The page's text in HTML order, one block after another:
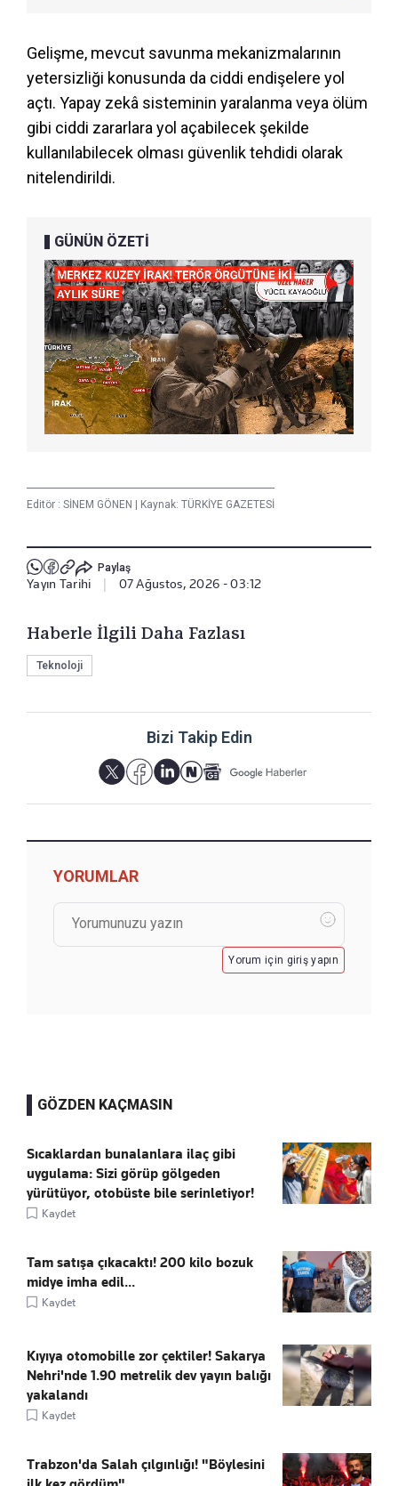
Gelişme, mevcut savunma mekanizmalarının
yetersizliği konusunda da ciddi endişelere yol
açtı. Yapay zekâ sisteminin yaralanma veya ölüm
gibi ciddi zararlara yol açabilecek şekilde
kullanılabilecek olması güvenlik tehdidi olarak
nitelendirildi.
GÜNÜN ÖZETİ
Editör : SİNEM GÖNEN | Kaynak: TÜRKİYE GAZETESİ
Paylaş
Yayın Tarihi 07 Ağustos, 2026 - 03:12
Haberle İlgili Daha Fazlası
Teknoloji
Bizi Takip Edin
YORUMLAR
Yorum için giriş yapın
GÖZDEN KAÇMASIN
Sıcaklardan bunalanlara ilaç gibi
uygulama: Sizi görüp gölgeden
yürütüyor, otobüste bile serinletiyor!
Kaydet
Tam satışa çıkacaktı! 200 kilo bozuk
midye imha edil...
Kaydet
Kıyıya otomobille zor çektiler! Sakarya
Nehri'nde 1.90 metrelik dev yayın balığı
yakalandı
Kaydet
Trabzon'da Salah çılgınlığı! "Böylesini